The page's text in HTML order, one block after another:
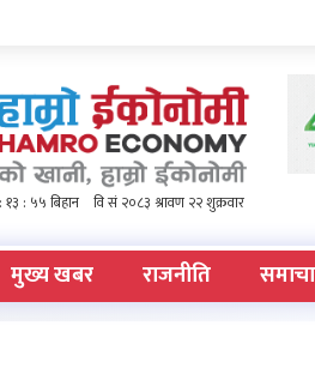
मुख्य खबर राजनीति